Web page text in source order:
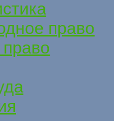
право